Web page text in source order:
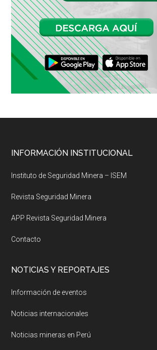
Footer
INFORMACIÓN INSTITUCIONAL
Instituto de Seguridad Minera – ISEM
Revista Seguridad Minera
APP Revista Seguridad Minera
Contacto
NOTICIAS Y REPORTAJES
Información de eventos
Noticias internacionales
Noticias mineras en Perú